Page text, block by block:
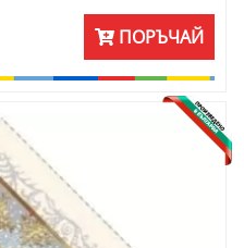
ПОРЪЧАЙ